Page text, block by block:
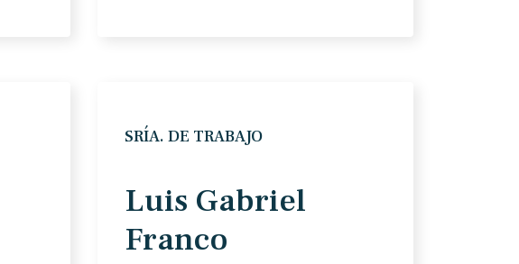
SRÍA. DE TRABAJO
Luis Gabriel
Franco